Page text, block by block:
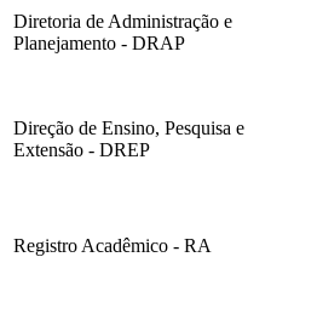
Diretoria de Administração e
Planejamento - DRAP
Direção de Ensino, Pesquisa e
Extensão - DREP
Registro Acadêmico - RA